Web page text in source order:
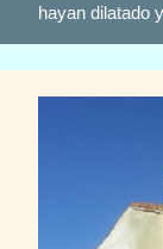
hayan dilatado